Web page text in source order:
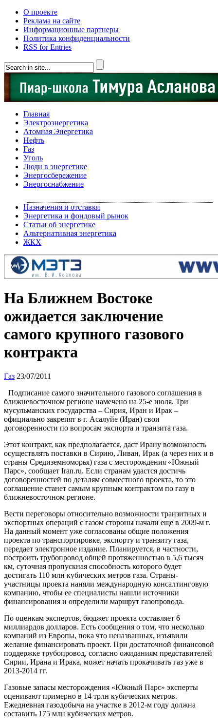
О проекте
Реклама на сайте
Информационные партнеры
Политика конфиденциальности
RSS for Entries
Главная
Электроэнергетика
Атомная Энергетика
Нефть
Газ
Уголь
Люди в энергетике
Энергосбережение
Энергоснабжение
Назначения и отставки
Энергетика и фондовый рынок
Статьи об энергетике
Альтернативная энергетика
ЖКХ
На Ближнем Востоке
ожидается заключение
самого крупного газового
контракта
Газ 23/07/2011
Подписание самого значительного газового соглашения в
ближневосточном регионе намечено на 25-е июля. Три
мусульманских государства – Сирия, Иран и Ирак –
официально закрепят в г. Асалуйе (Иран) свои
договоренности по вопросам экспорта и транзита газа.
Этот контракт, как предполагается, даст Ирану возможность
осуществлять поставки в Сирию, Ливан, Ирак (а через них и в
страны Средиземноморья) газа с месторождения «Южный
Парс», сообщает Iran.ru. Если странам удастся достичь
договоренностей по деталям совместного проекта, то это
соглашение станет самым крупным контрактом по газу в
ближневосточном регионе.
Вести переговоры относительно возможности транзитных и
экспортных операций с газом стороны начали еще в 2009-м г.
На данный момент уже согласованы общие положения
проекта по транспортировке, экспорту и транзиту газа,
передает электронное издание. Планируется, в частности,
построить трубопровод общей протяженностью в 5,6 тысяч
км, суточная пропускная способность которого будет
достигать 110 млн кубических метров газа. Страны-
участницы проекта наняли международную консалтинговую
компанию, чтобы ее специалисты нашли источники
финансирования и определили маршрут газопровода.
По оценкам экспертов, бюджет проекта составляет 6
миллиардов долларов. Есть сообщения о том, что несколько
компаний из Европы, пока что неназванных, изъявили
желание финансировать проект. При достаточной финансовой
поддержке трубопровод, согласно ожиданиям представителей
Сирии, Ирана и Ирака, может начать прокачивать газ уже в
2013-2014 гг.
Газовые запасы месторождения «Южный Парс» эксперты
оценивают примерно в 14 трлн кубических метров.
Ежедневная газодобыча на участке в 2012-м году должна
составить 175 млн кубических метров.